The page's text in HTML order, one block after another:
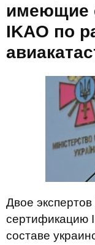
имеющие
IKAO по
Двое
сертификацию
составе